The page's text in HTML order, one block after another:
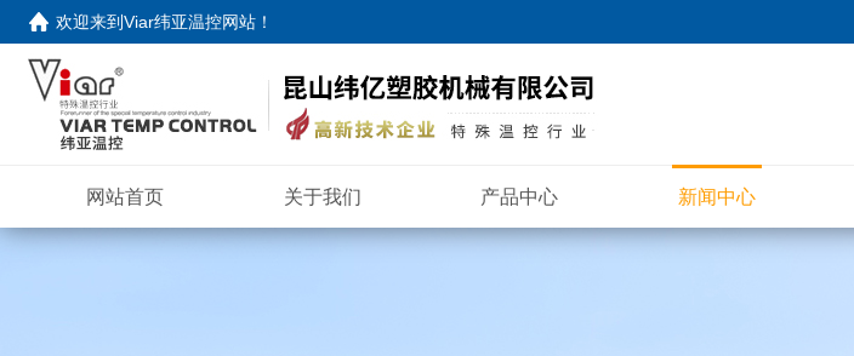
欢迎来到Viar纬亚温控网站 ！
网站首页 关于我们 产品中心 新闻中心